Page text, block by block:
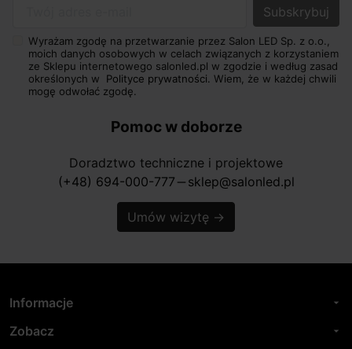
Wyrażam zgodę na przetwarzanie przez Salon LED Sp. z o.o.,
moich danych osobowych w celach związanych z korzystaniem
ze Sklepu internetowego salonled.pl w zgodzie i według zasad
określonych w Polityce prywatności. Wiem, że w każdej chwili
mogę odwołać zgodę.
Pomoc w doborze
Doradztwo techniczne i projektowe
(+48) 694-000-777 horizontal_rule sklep@salonled.pl
Umów wizytę →
Informacje arrow_drop_down
Zobacz arrow_drop_down